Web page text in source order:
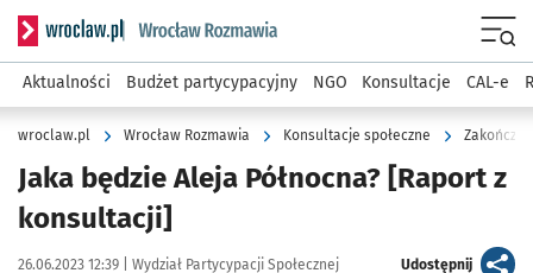
Serwis informacyjny wroclaw.pl podserwis: Rozmawia
Aktualności Budżet partycypacyjny NGO Konsultacje CAL-e
wroclaw.pl Wrocław Rozmawia Konsultacje społeczne
Jaka będzie Aleja Północna? [Raport z
konsultacji]
Data publikacji:
26.06.2023 12:39 | Autor:
Wydział Partycypacji Społecznej Udostępnijartykuł